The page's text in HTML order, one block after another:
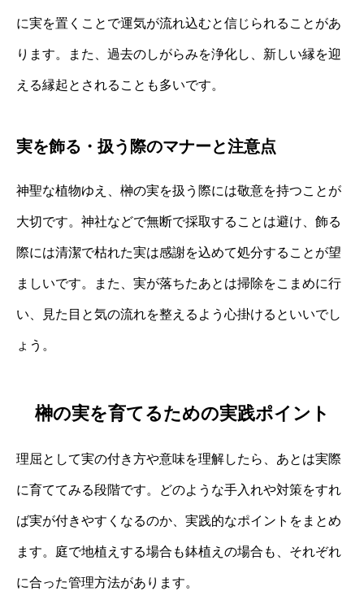
に実を置くことで運気が流れ込むと信じられることがあ
ります。また、過去のしがらみを浄化し、新しい縁を迎
える縁起とされることも多いです。
実を飾る・扱う際のマナーと注意点
神聖な植物ゆえ、榊の実を扱う際には敬意を持つことが
大切です。神社などで無断で採取することは避け、飾る
際には清潔で枯れた実は感謝を込めて処分することが望
ましいです。また、実が落ちたあとは掃除をこまめに行
い、見た目と気の流れを整えるよう心掛けるといいでし
ょう。
榊の実を育てるための実践ポイント
理屈として実の付き方や意味を理解したら、あとは実際
に育ててみる段階です。どのような手入れや対策をすれ
ば実が付きやすくなるのか、実践的なポイントをまとめ
ます。庭で地植えする場合も鉢植えの場合も、それぞれ
に合った管理方法があります。